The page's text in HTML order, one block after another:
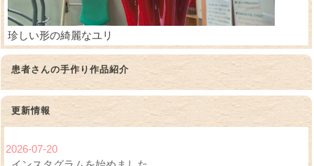
珍しい形の綺麗なユリ
患者さんの手作り作品紹介
更新情報
2026-07-20